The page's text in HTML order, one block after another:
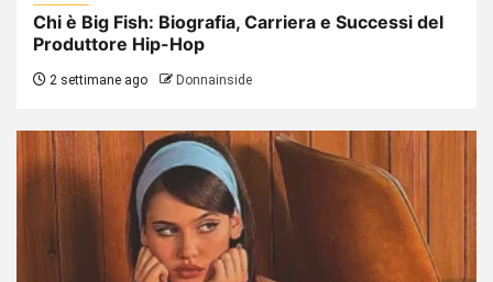
Chi è Big Fish: Biografia, Carriera e Successi del
Produttore Hip-Hop
2 settimane ago Donnainside